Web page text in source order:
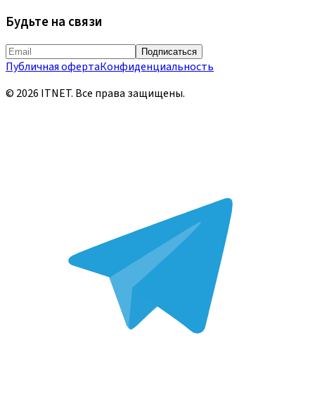
Будьте на связи
Подписаться
Публичная офертаКонфиденциальность
© 2026 ITNET. Все права защищены.